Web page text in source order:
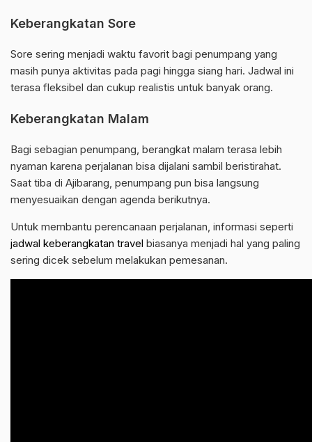
Keberangkatan Sore
Sore sering menjadi waktu favorit bagi penumpang yang
masih punya aktivitas pada pagi hingga siang hari. Jadwal ini
terasa fleksibel dan cukup realistis untuk banyak orang.
Keberangkatan Malam
Bagi sebagian penumpang, berangkat malam terasa lebih
nyaman karena perjalanan bisa dijalani sambil beristirahat.
Saat tiba di Ajibarang, penumpang pun bisa langsung
menyesuaikan dengan agenda berikutnya.
Untuk membantu perencanaan perjalanan, informasi seperti
jadwal keberangkatan travel biasanya menjadi hal yang paling
sering dicek sebelum melakukan pemesanan.